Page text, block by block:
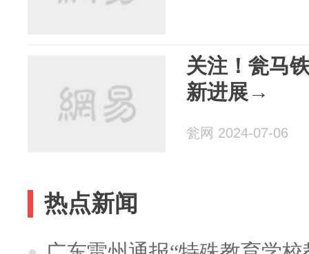
关注！瓮马
新进展→
瓮网 2024-07-06
热点新闻